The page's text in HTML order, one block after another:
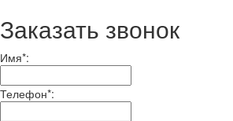
Заказать звонок
Имя*:
Телефон*: